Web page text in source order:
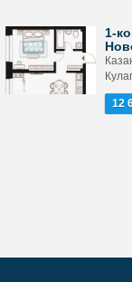
1-
12